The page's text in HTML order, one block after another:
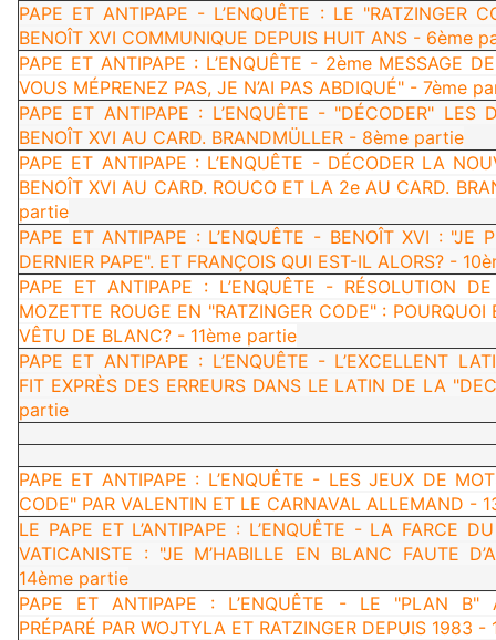
PAPE ET ANTIPAPE - L’ENQUÊTE : LE "RATZINGER
BENOÎT XVI COMMUNIQUE DEPUIS HUIT ANS - 6ème
PAPE ET ANTIPAPE : L’ENQUÊTE - 2ème MESSAGE
VOUS MÉPRENEZ PAS, JE N’AI PAS ABDIQUÉ" - 7ème
PAPE ET ANTIPAPE : L’ENQUÊTE - "DÉCODER" LES
BENOÎT XVI AU CARD. BRANDMÜLLER - 8ème partie
PAPE ET ANTIPAPE : L’ENQUÊTE - DÉCODER LA
BENOÎT XVI AU CARD. ROUCO ET LA 2e AU CARD.
partie
PAPE ET ANTIPAPE : L’ENQUÊTE - BENOÎT XVI : "JE
DERNIER PAPE". ET FRANÇOIS QUI EST-IL ALORS? -
PAPE ET ANTIPAPE : L’ENQUÊTE - RÉSOLUTION
MOZETTE ROUGE EN "RATZINGER CODE" : POURQUOI
VÊTU DE BLANC? - 11ème partie
PAPE ET ANTIPAPE : L’ENQUÊTE - L’EXCELLENT
FIT EXPRÈS DES ERREURS DANS LE LATIN DE LA
partie
PAPE ET ANTIPAPE : L’ENQUÊTE - LES JEUX DE
CODE" PAR VALENTIN ET LE CARNAVAL ALLEMAND -
LE PAPE ET L’ANTIPAPE : L’ENQUÊTE - LA FARCE
VATICANISTE : "JE M’HABILLE EN BLANC FAUTE
14ème partie
PAPE ET ANTIPAPE : L’ENQUÊTE - LE "PLAN B"
PRÉPARÉ PAR WOJTYLA ET RATZINGER DEPUIS 1983